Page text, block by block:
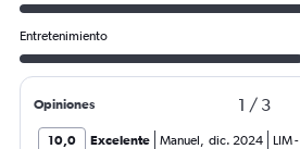
Entretenimiento
Opiniones 1 / 3
10,0 Excelente Manuel, dic. 2024 LIM-